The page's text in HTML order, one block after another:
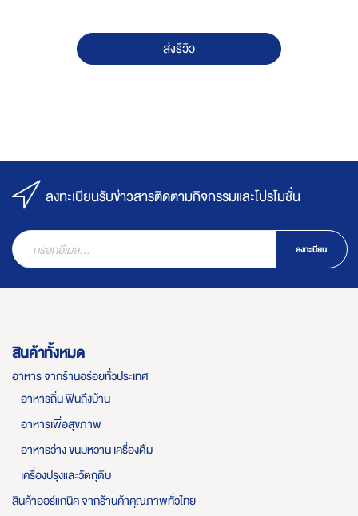
ส่งรีวิว
ลงทะเบียนรับข่าวสารติดตามกิจกรรมและโปรโมชั่น
ลงทะเบียน
สินค้าทั้งหมด
อาหาร จากร้านอร่อยทั่วประเทศ
อาหารถิ่น ฟินถึงบ้าน
อาหารเพื่อสุขภาพ
อาหารว่าง ขนมหวาน เครื่องดื่ม
เครื่องปรุงและวัตถุดิบ
สินค้าออร์แกนิค จากร้านค้าคุณภาพทั่วไทย